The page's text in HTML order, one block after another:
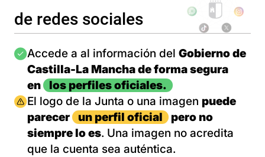
de redes sociales
Imagen
Accede a al información del Gobierno de
Castilla-La Mancha de forma segura
en
los perfiles oficiales.
Imagen
El logo de la Junta o una imagen puede
parecer
un perfil oficial
pero no
siempre lo es. Una imagen no acredita
que la cuenta sea auténtica.